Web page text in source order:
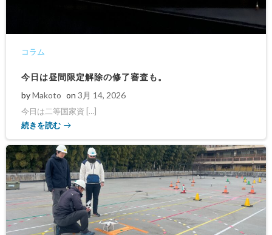
コラム
今日は昼間限定解除の修了審査も。
byMakoto on 3月 14, 2026
今日は二等国家資 […]
続きを読む